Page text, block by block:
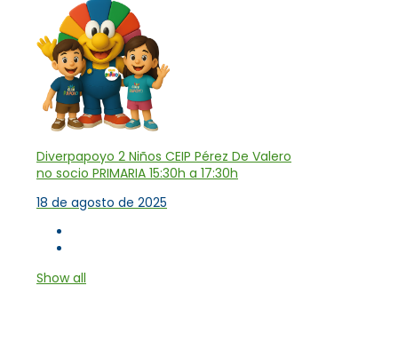
Diverpapoyo 2 Niños CEIP Pérez De Valero
no socio PRIMARIA 15:30h a 17:30h
18 de agosto de 2025
Show all